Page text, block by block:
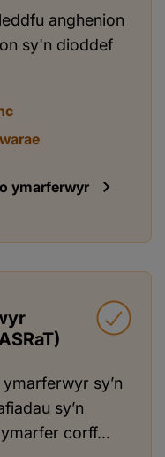
anghenion
sy'n dioddef
ymarferwyr
sy’n
sy’n
corff...